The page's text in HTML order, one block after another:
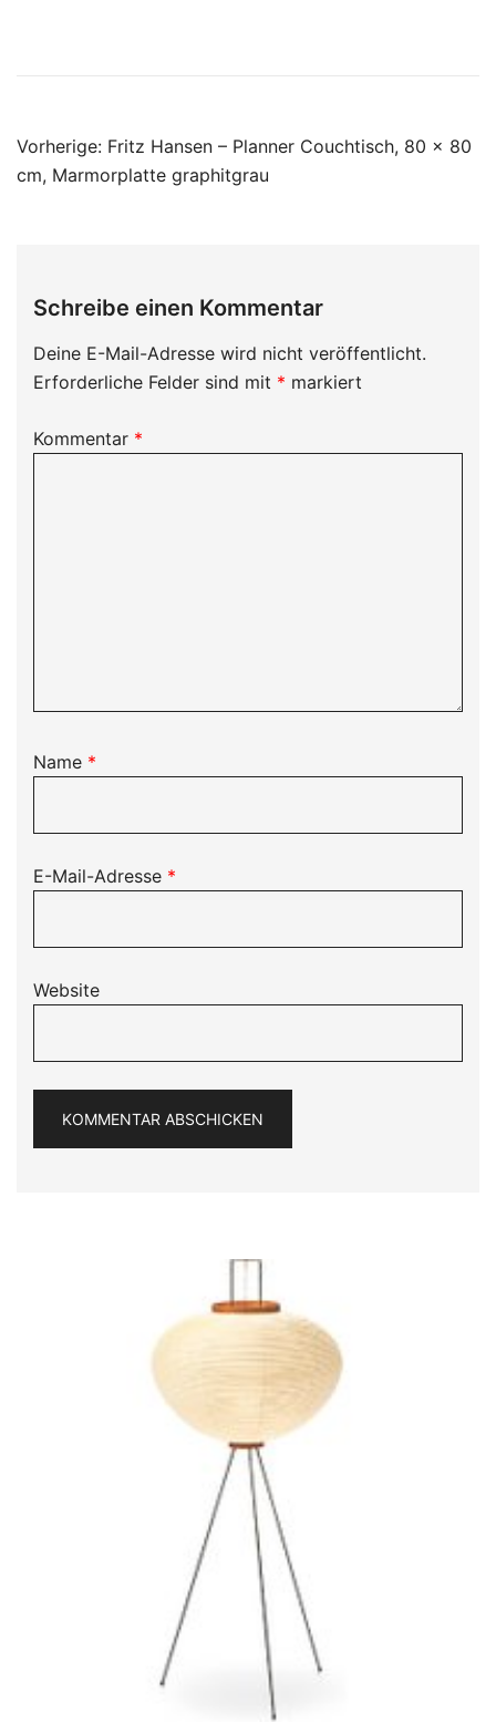
Beitragsnavigation
Vorherige: Fritz Hansen – Planner Couchtisch, 80 x 80
cm, Marmorplatte graphitgrau
Schreibe einen Kommentar
Deine E-Mail-Adresse wird nicht veröffentlicht.
Erforderliche Felder sind mit * markiert
Kommentar *
Name *
E-Mail-Adresse *
Website